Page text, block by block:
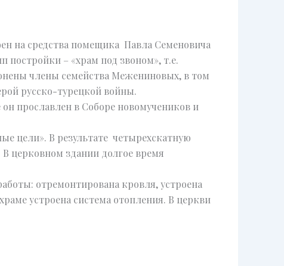
на средства помещика Павла Семеновича
постройки – «храм под звоном», т.е.
члены семейства Межениновых, в том
русско-турецкой войны.
прославлен в Соборе новомучеников и
цели». В результате четырехскатную
церковном здании долгое время
отремонтирована кровля, устроена
устроена система отопления. В церкви